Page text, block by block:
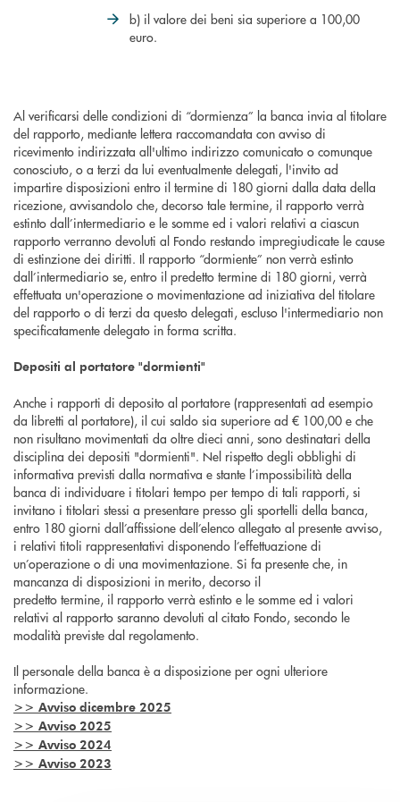
b) il valore dei beni sia superiore a 100,00
euro.
Al verificarsi delle condizioni di “dormienza” la banca invia al titolare
del rapporto, mediante lettera raccomandata con avviso di
ricevimento indirizzata all'ultimo indirizzo comunicato o comunque
conosciuto, o a terzi da lui eventualmente delegati, l'invito ad
impartire disposizioni entro il termine di 180 giorni dalla data della
ricezione, avvisandolo che, decorso tale termine, il rapporto verrà
estinto dall’intermediario e le somme ed i valori relativi a ciascun
rapporto verranno devoluti al Fondo restando impregiudicate le cause
di estinzione dei diritti. Il rapporto “dormiente” non verrà estinto
dall’intermediario se, entro il predetto termine di 180 giorni, verrà
effettuata un'operazione o movimentazione ad iniziativa del titolare
del rapporto o di terzi da questo delegati, escluso l'intermediario non
specificatamente delegato in forma scritta.
Depositi al portatore "dormienti"
Anche i rapporti di deposito al portatore (rappresentati ad esempio
da libretti al portatore), il cui saldo sia superiore ad € 100,00 e che
non risultano movimentati da oltre dieci anni, sono destinatari della
disciplina dei depositi "dormienti". Nel rispetto degli obblighi di
informativa previsti dalla normativa e stante l’impossibilità della
banca di individuare i titolari tempo per tempo di tali rapporti, si
invitano i titolari stessi a presentare presso gli sportelli della banca,
entro 180 giorni dall’affissione dell’elenco allegato al presente avviso,
i relativi titoli rappresentativi disponendo l’effettuazione di
un’operazione o di una movimentazione. Si fa presente che, in
mancanza di disposizioni in merito, decorso il
predetto termine, il rapporto verrà estinto e le somme ed i valori
relativi al rapporto saranno devoluti al citato Fondo, secondo le
modalità previste dal regolamento.
Il personale della banca è a disposizione per ogni ulteriore
informazione.
>> Avviso dicembre 2025
>> Avviso 2025
>> Avviso 2024
>> Avviso 2023